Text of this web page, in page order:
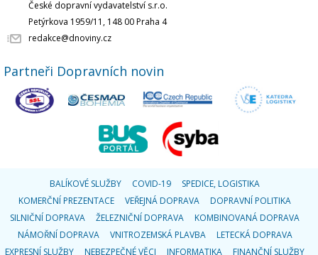
České dopravní vydavatelství s.r.o.
Petýrkova 1959/11, 148 00 Praha 4
redakce@dnoviny.cz
Partneři Dopravních novin
BALÍKOVÉ SLUŽBY COVID-19
SPEDICE, LOGISTIKA
KOMERČNÍ PREZENTACE
VEŘEJNÁ DOPRAVA
DOPRAVNÍ POLITIKA
SILNIČNÍ DOPRAVA
ŽELEZNIČNÍ DOPRAVA
KOMBINOVANÁ DOPRAVA
NÁMOŘNÍ DOPRAVA
VNITROZEMSKÁ PLAVBA
LETECKÁ DOPRAVA
EXPRESNÍ SLUŽBY
NEBEZPEČNÉ VĚCI INFORMATIKA FINANČNÍ SLUŽBY